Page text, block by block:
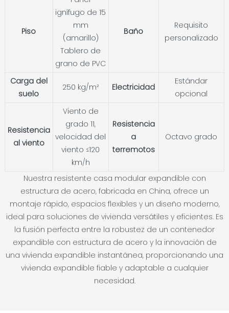
Piso
ignífugo de 15
mm
(amarillo)
Tablero de
grano de PVC
Baño
Requisito
personalizado
Carga del
suelo
250 kg/m² Electricidad
Estándar
opcional
Resistencia
al viento
Viento de
grado 11,
velocidad del
viento ≤120
km/h
Resistencia
a
terremotos
Octavo grado
Nuestra resistente casa modular expandible con
estructura de acero, fabricada en China, ofrece un
montaje rápido, espacios flexibles y un diseño moderno,
ideal para soluciones de vivienda versátiles y eficientes. Es
la fusión perfecta entre la robustez de un contenedor
expandible con estructura de acero y la innovación de
una vivienda expandible instantánea, proporcionando una
vivienda expandible fiable y adaptable a cualquier
necesidad.